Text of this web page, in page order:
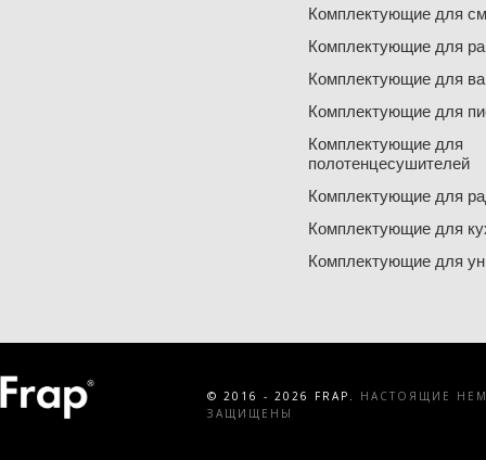
Комплектующие для
Комплектующие для
Комплектующие для
Комплектующие для
Комплектующие для
полотенцесушителей
Комплектующие для
Комплектующие для
Комплектующие для
© 2016 - 2026 FRAP.
НАСТОЯЩИЕ
ЗАЩИЩЕНЫ